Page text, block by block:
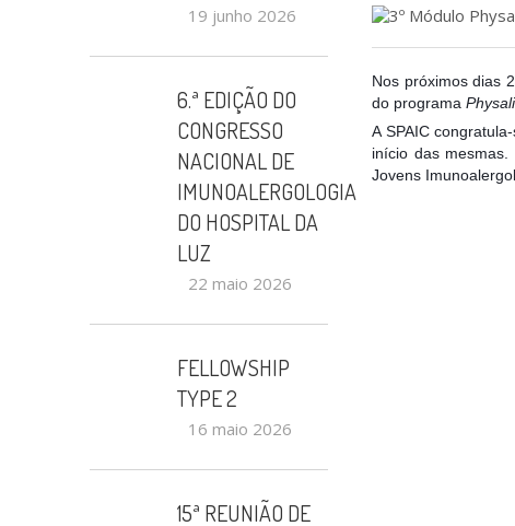
19 junho 2026
6.ª EDIÇÃO DO
CONGRESSO
NACIONAL DE
IMUNOALERGOLOGIA
DO HOSPITAL DA
LUZ
22 maio 2026
FELLOWSHIP
TYPE 2
16 maio 2026
15ª REUNIÃO DE
Nos próximos dias
do programa
A SPAIC
início das mesmas.
Jovens